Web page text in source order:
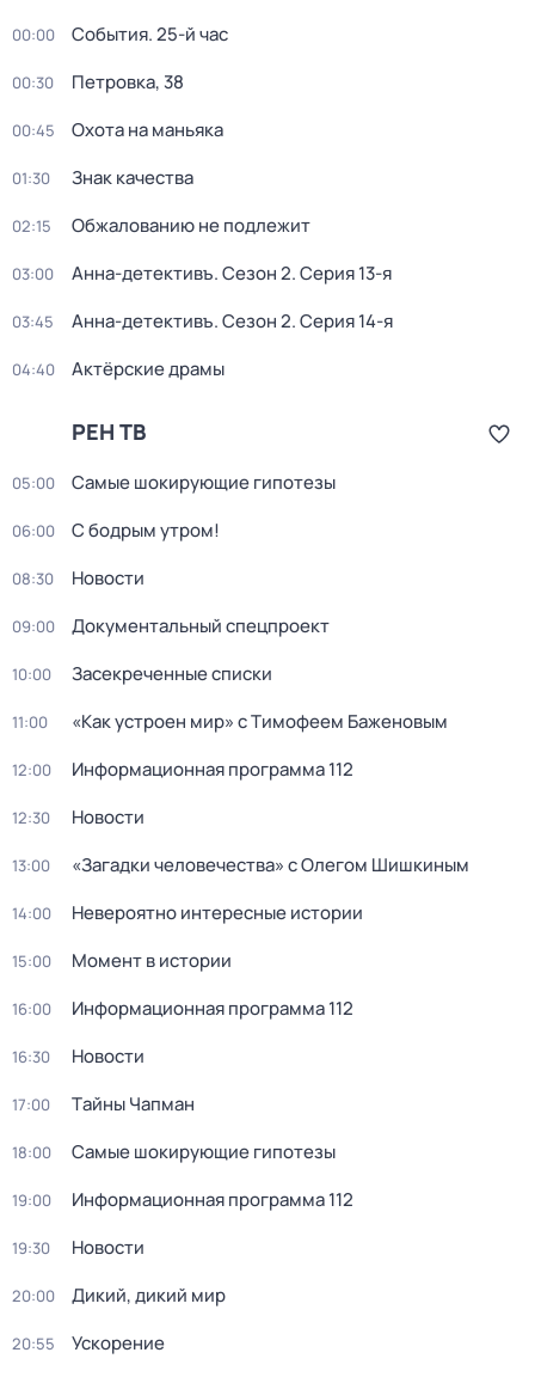
00:00 События. 25-й час
00:30 Петровка, 38
00:45 Охота на маньяка
01:30 Знак качества
02:15 Обжалованию не подлежит
03:00 Анна-детективъ. Сезон 2. Серия 13-я
03:45 Анна-детективъ. Сезон 2. Серия 14-я
04:40 Актёрские драмы
РЕН ТВ
05:00 Самые шoкиpующие гипотезы
06:00 С бодрым утром!
08:30 Новости
09:00 Документальный спецпроект
10:00 Зaceкрeченные списки
11:00 «Как устроен мир» с Тимофеем Баженовым
12:00 Информационная программа 112
12:30 Новости
13:00 «Загадки человечества» с Олегом Шишкиным
14:00 Невероятно интересные истории
15:00 Момент в истории
16:00 Информационная программа 112
16:30 Новости
17:00 Тaйны Чапман
18:00 Самые шoкиpующие гипотезы
19:00 Информационная программа 112
19:30 Новости
20:00 Дикий, дикий мир
20:55 Ускорение